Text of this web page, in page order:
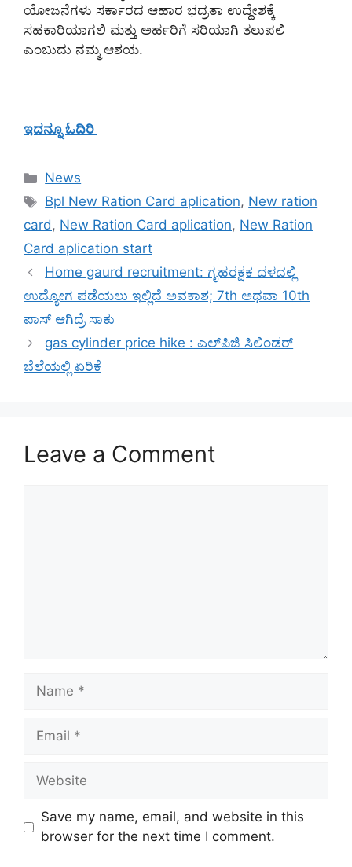
ಯೋಜನೆಗಳು ಸರ್ಕಾರದ ಆಹಾರ ಭದ್ರತಾ ಉದ್ದೇಶಕ್ಕೆ
ಸಹಕಾರಿಯಾಗಲಿ ಮತ್ತು ಅರ್ಹರಿಗೆ ಸರಿಯಾಗಿ ತಲುಪಲಿ
ಎಂಬುದು ನಮ್ಮ ಆಶಯ.
ಇದನ್ನೂ ಓದಿರಿ
Categories
News
Tags
Bpl New Ration Card aplication, New ration
card, New Ration Card aplication, New Ration
Card aplication start
Home gaurd recruitment: ಗೃಹರಕ್ಷಕ ದಳದಲ್ಲಿ
ಉದ್ಯೋಗ ಪಡೆಯಲು ಇಲ್ಲಿದೆ ಅವಕಾಶ; 7th ಅಥವಾ 10th
ಪಾಸ್ ಆಗಿದ್ರೆ ಸಾಕು
gas cylinder price hike : ಎಲ್‌ಪಿಜಿ ಸಿಲಿಂಡರ್
ಬೆಲೆಯಲ್ಲಿ ಏರಿಕೆ
Leave a Comment
Name
Email
Website
Save my name, email, and website in this
browser for the next time I comment.